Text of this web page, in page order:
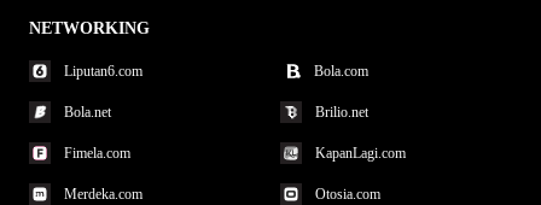
NETWORKING
Liputan6.com Bola.com
Bola.net Brilio.net
Fimela.com KapanLagi.com
Merdeka.com Otosia.com